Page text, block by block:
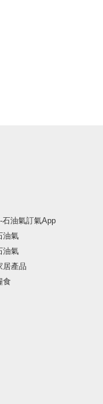
石油氣訂氣App
油氣
油氣
居產品
食